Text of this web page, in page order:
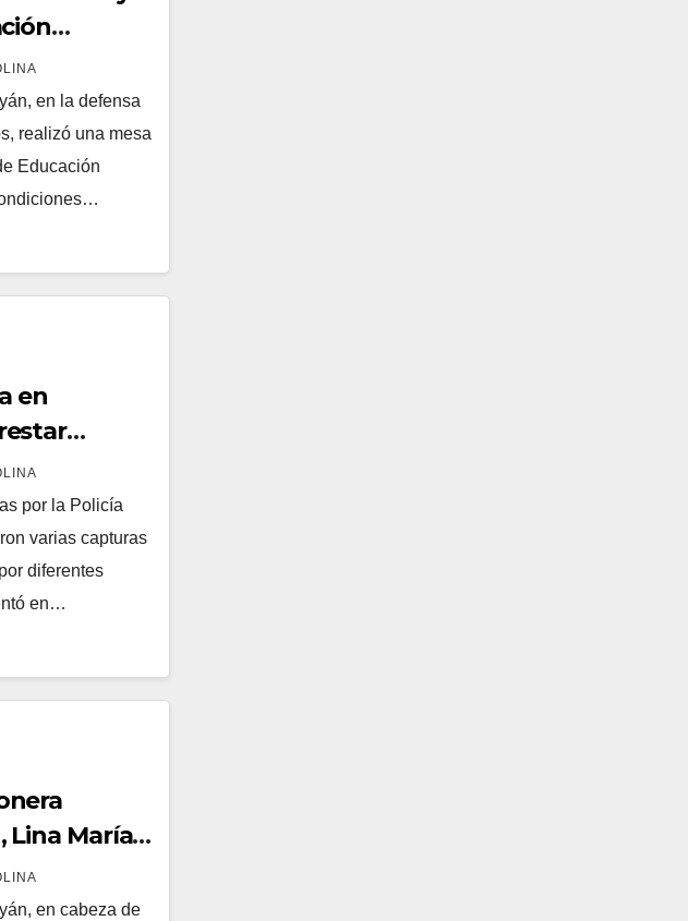
centros
en la defensa
realizó una mesa
Educación
en
común
por la Policía
varias capturas
diferentes
en…
Lina María
en cabeza de